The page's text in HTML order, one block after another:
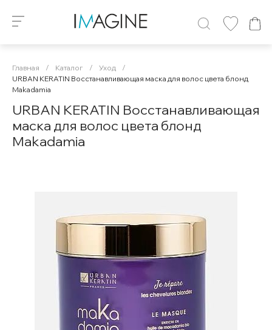
Главная / Каталог / Уход
/
URBAN KERATIN Восстанавливающая маска для волос цвета блонд
Makadamia
URBAN KERATIN Восстанавливающая
маска для волос цвета блонд
Makadamia